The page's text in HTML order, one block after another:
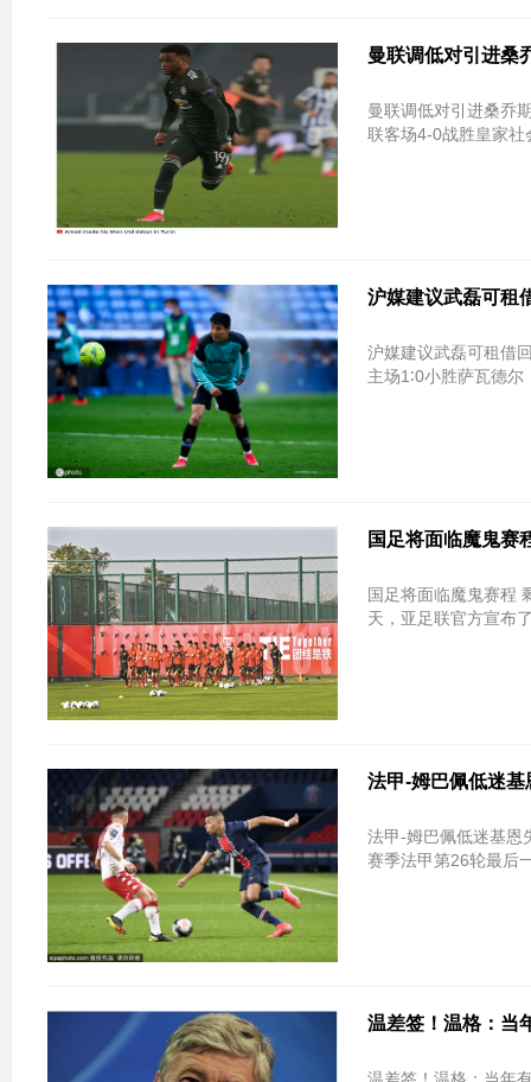
曼联调低对引进桑
曼联调低对引进桑乔期待值？ 只因
联客场4-0战胜皇家
沪媒建议武磊可租
沪媒建议武磊可租借
主场1∶0小胜萨瓦德
国足将面临魔鬼赛
国足将面临魔鬼赛程
天，亚足联官方宣布
法甲-姆巴佩低迷
法甲-姆巴佩低迷基恩失良机 巴黎0-
赛季法甲第26轮最后
温差签！温格：当